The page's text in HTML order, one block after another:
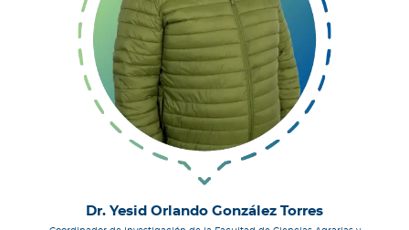
Dr. Yesid Orlando González Torres